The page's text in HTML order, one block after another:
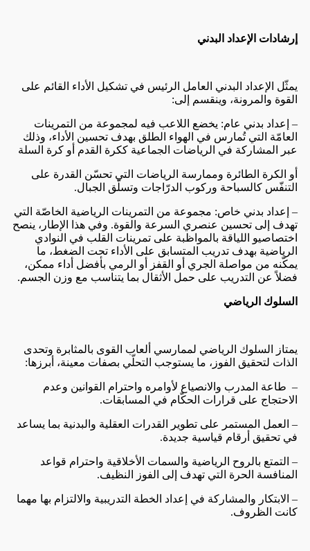
إرشادات الإعداد البدني
يمثّل الإعداد البدني العامل الرئيس في تشكيل الأداء القائم على
القوة والمرونة، وينقسم إلى:
– إعداد بدني عام: يخضع اللاعب فيه لمجموعة من التمرينات
العامّة التي تُمارس في الهواء الطلق بهدف تحسين الأداء، وذلك
عبر المشاركة في الرياضات الجماعية ككرة القدم أو كرة السلة
أو الكرة الطائرة وممارسة الرياضات التي تحسّن القدرة على
التنفّس كالسباحة وركوب الدرّاجات وتسلّق الجبال.
– إعداد بدني خاص: مجموعة من التمرينات الرياضية الخاصّة التي
تهدف إلى تحسين عنصري السرعة والقوة. وفي هذا الإطار، ينصح
اختصاصيو اللياقة بالمواظبة على تمرينات القلب في النوادي
الرياضية بهدف تدريب المتسابق على الأداء تحت الضغط، ما
يمكّنه من مواصلة الجري أو القفز أو الرمي بأفضل أداء ممكن،
فضلاً عن التدريب على حمل الأثقال بما يتناسب مع وزن الجسم.
السلوك الرياضي
يمتاز السلوك الرياضي لممارسي ألعاب القوى بالمثابرة وتحدى
الذات لتحقيق الفوز، ما يستوجب التحلّي بصفات معينة، أبرزها:
– طاعة المدرب والانصياع لأوامره واحترام القوانين وعدم
الاحتجاج على قرارات الحكّام في المسابقات.
– العمل المستمر على تطوير القدرات العقلية والبدنية بما يساعد
في تحقيق أرقام قياسية جديدة.
– التمتع بالروح الرياضية والسمات الأخلاقية واحترام قواعد
المنافسة الحرة التي تهدف إلى الفوز النظيف.
– الابتكار والمشاركة في إعداد الخطة التدريبية والالتزام بها مهما
كانت الظروف.